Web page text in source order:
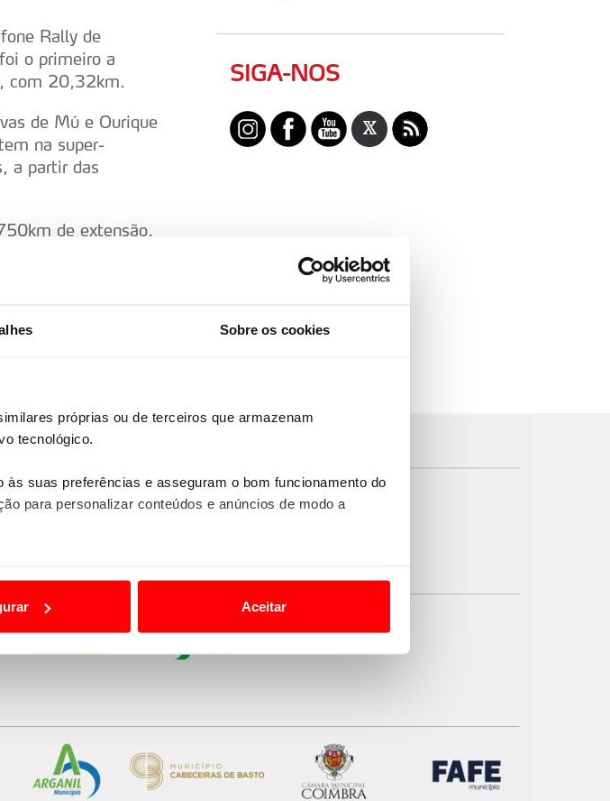
Sobre os cookies
próprias ou de terceiros que armazenam
tecnológico.
suas preferências e asseguram o bom funcionamento do
para personalizar conteúdos e anúncios de modo a
conteúdos e anúncios, para lhe proporcionar
de navegação no nosso website.
pessoais serão realizadas apenas com o seu
no contexto dos serviços a prestar.
Aceitar
Rally de
o primeiro a
com 20,32km.
de Mú e Ourique
na super-
a partir das
de extensão.
manterá assim
SIGA-NOS